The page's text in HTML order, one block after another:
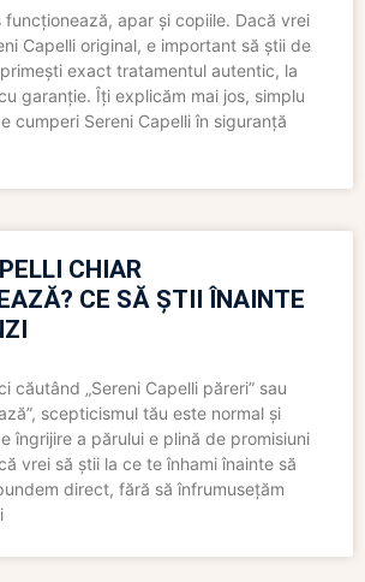
funcționează, apar și copiile. Dacă vrei
Capelli original, e important să știi de
exact tratamentul autentic, la
garanție. Îți explicăm mai jos, simplu
cumperi Sereni Capelli în siguranță
CHIAR
CE SĂ ȘTII ÎNAINTE
căutând „Sereni Capelli păreri” sau
scepticismul tău este normal și
îngrijire a părului e plină de promisiuni
vrei să știi la ce te înhami înainte să
direct, fără să înfrumusețăm